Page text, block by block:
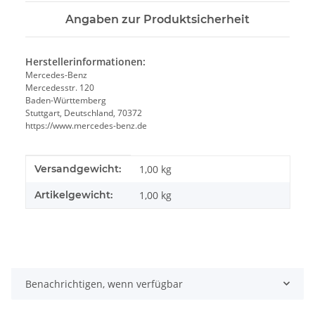
Angaben zur Produktsicherheit
Herstellerinformationen:
Mercedes-Benz
Mercedesstr. 120
Baden-Württemberg
Stuttgart, Deutschland, 70372
https://www.mercedes-benz.de
Produkteigenschaft
Wert
Versandgewicht: 1,00 kg
Artikelgewicht: 1,00 kg
Benachrichtigen, wenn verfügbar